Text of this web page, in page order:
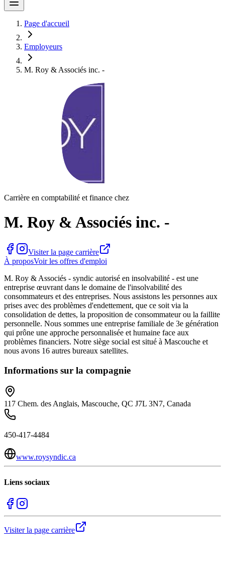
Page d'accueil
Employeurs
M. Roy & Associés inc. -
Carrière en comptabilité et finance chez
M. Roy & Associés inc. -
Visiter la page carrière
À proposVoir les offres d'emploi
M. Roy & Associés - syndic autorisé en insolvabilité - est une
entreprise œuvrant dans le domaine de l'insolvabilité des
consommateurs et des entreprises. Nous assistons les personnes aux
prises avec des problèmes d'endettement, que ce soit via la
consolidation de dettes, la proposition de consommateur ou la faillite
personnelle. Nous sommes une entreprise familiale de 3e génération
qui prône une approche personnalisée et humaine face aux
problèmes financiers. Notre siège social est situé à Mascouche et
nous avons 16 autres bureaux satellites.
Informations sur la compagnie
117 Chem. des Anglais, Mascouche, QC J7L 3N7, Canada
450-417-4484
www.roysyndic.ca
Liens sociaux
Visiter la page carrière